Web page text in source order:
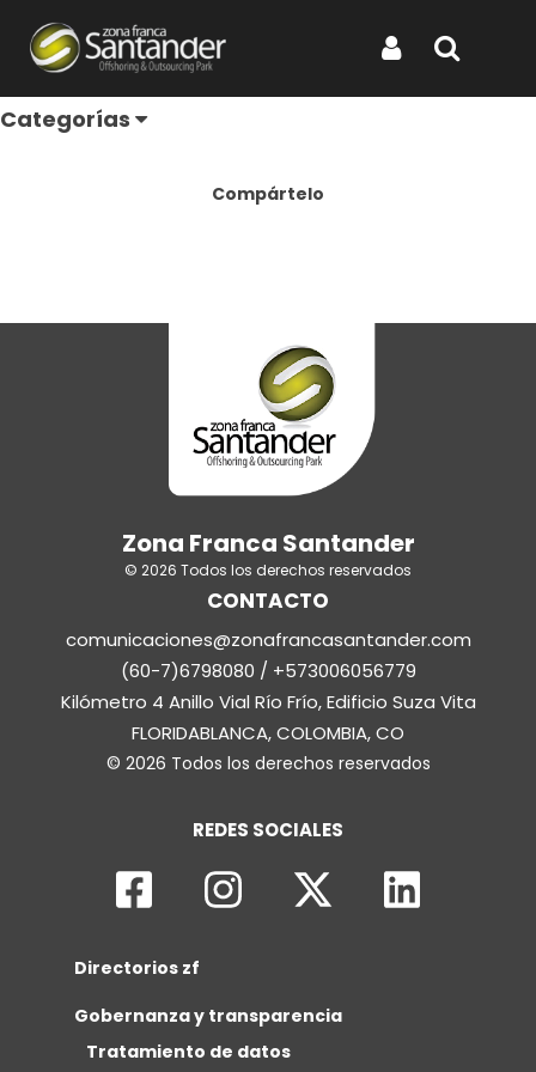
Categorías
Conectividad Estratégica
Compártelo
Zona Franca Santander
© 2026 Todos los derechos reservados
CONTACTO
comunicaciones@zonafrancasantander.com
(60-7)6798080 / +573006056779
Kilómetro 4 Anillo Vial Río Frío, Edificio Suza Vita
FLORIDABLANCA, COLOMBIA, CO
© 2026 Todos los derechos reservados
REDES SOCIALES
Directorios zf
Gobernanza y transparencia
Tratamiento de datos